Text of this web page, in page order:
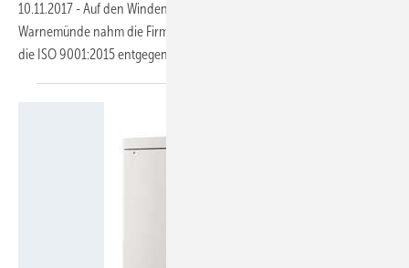
10.11.2017 -Auf den Windenergietagen von Spreewind in
Warnemünde nahm die Firma Jetstream das Zertifikat der Dekra für
die ISO 9001:2015entgegen.